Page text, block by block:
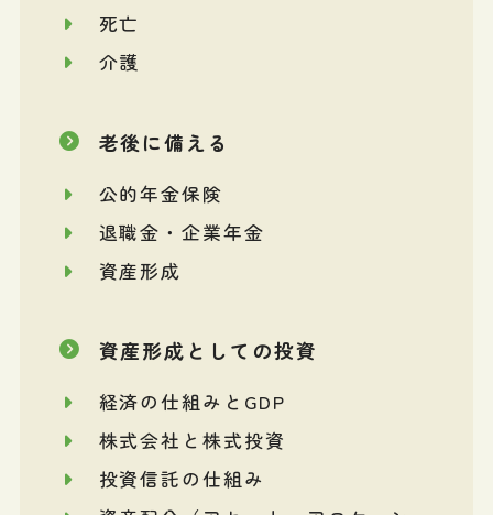
死亡
介護
老後に備える
公的年金保険
退職金・企業年金
資産形成
資産形成としての投資
経済の仕組みとGDP
株式会社と株式投資
投資信託の仕組み